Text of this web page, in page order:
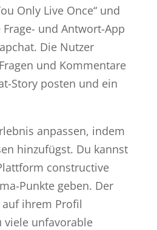
Only Live Once“ und
und Antwort-App
Die Nutzer
und Kommentare
Story posten und ein
anpassen, indem
hinzufügst. Du kannst
constructive
Punkte geben. Der
ihrem Profil
viele unfavorable